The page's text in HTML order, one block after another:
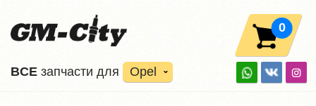
ВCE запчасти для Opel
0